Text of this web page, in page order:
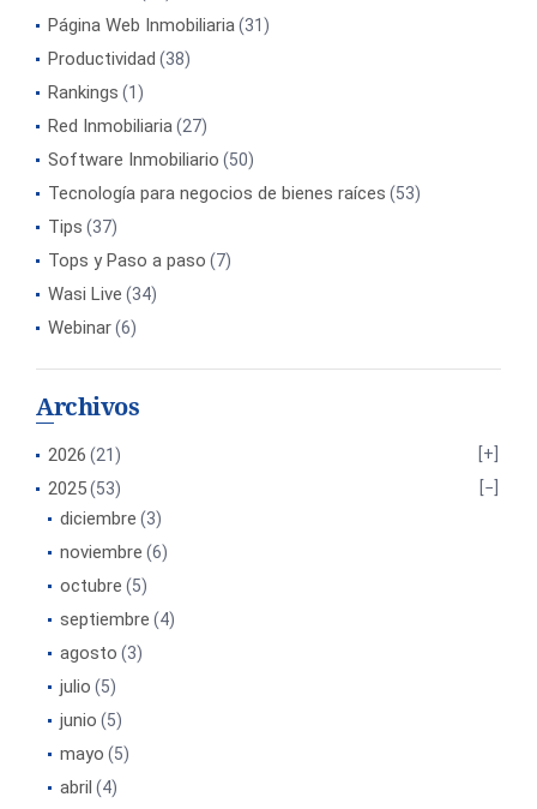
Página Web Inmobiliaria(31)
Productividad (38)
Rankings (1)
Red Inmobiliaria(27)
Software Inmobiliario (50)
Tecnología para negocios de bienes raíces (53)
Tips (37)
Tops y Paso a paso (7)
Wasi Live (34)
Webinar(6)
Archivos
2026 (21)
2025(53)
diciembre (3)
noviembre (6)
octubre (5)
septiembre (4)
agosto (3)
julio (5)
junio (5)
mayo (5)
abril (4)